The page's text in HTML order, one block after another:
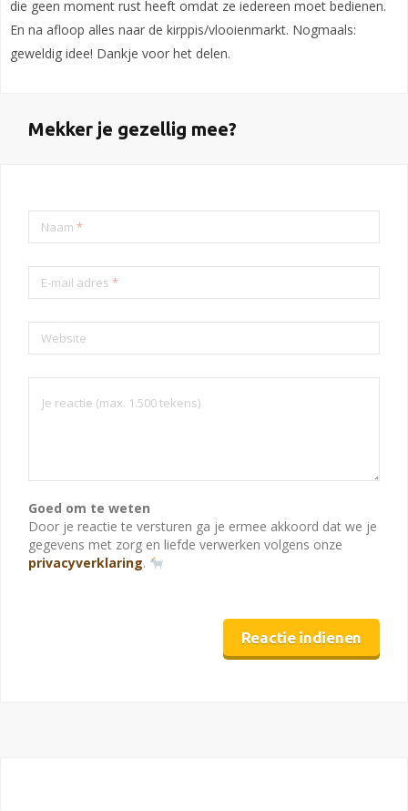
die geen moment rust heeft omdat ze iedereen moet bedienen.
En na afloop alles naar de kirppis/vlooienmarkt. Nogmaals:
geweldig idee! Dankje voor het delen.
Mekker je gezellig mee?
Naam *
E-mail adres *
Website
Goed om te weten
Door je reactie te versturen ga je ermee akkoord dat we je
gegevens met zorg en liefde verwerken volgens onze
privacyverklaring.